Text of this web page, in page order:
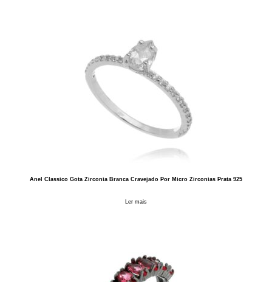
Anel Classico Gota Zirconia Branca Cravejado Por Micro Zirconias Prata 925
Ler mais